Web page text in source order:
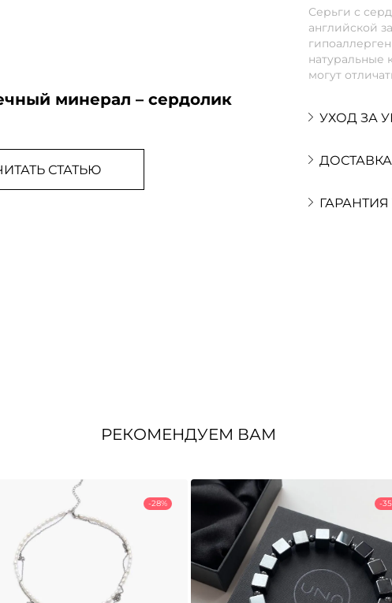
минерал – сердолик
СТАТЬЮ
Серьги с
английской
натуральные
могут
УХОД ЗА
ДОСТАВКА
РЕКОМЕНДУЕМ ВАМ
-28% -